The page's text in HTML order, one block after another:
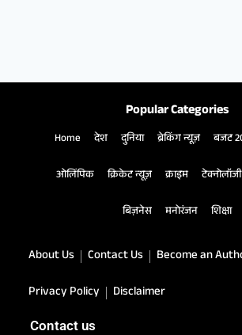
Popular Categories
Home देश दुनिया ब्रेकिंग न्यूज़ बजट
ओलिंपिक क्रिकेट न्यूज़ क्राइम टेक्नोलॉजी
बिज़नेस मनोरंजन शिक्षा
About Us Contact Us
Become an
Privacy Policy
Disclaimer
Contact us